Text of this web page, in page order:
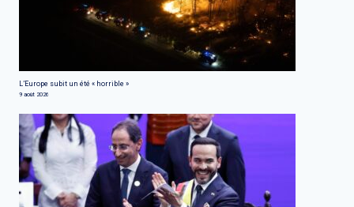
L’Europe subit un été « horrible »
9 août 2026